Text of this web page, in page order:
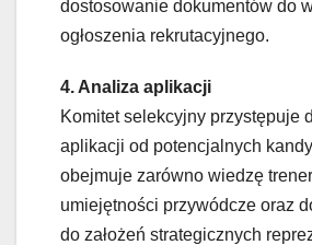
dostosowanie dokumentów do
ogłoszenia rekrutacyjnego.
4. Analiza aplikacji
Komitet selekcyjny przystępuje
aplikacji od potencjalnych
obejmuje zarówno wiedzę
umiejętności przywódcze oraz
do założeń strategicznych